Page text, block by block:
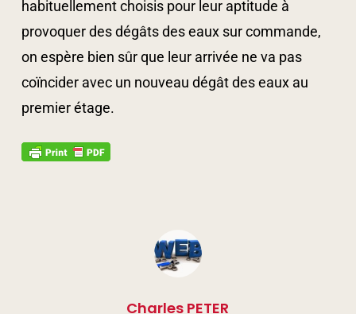
habituellement choisis pour leur aptitude à
provoquer des dégâts des eaux sur commande,
on espère bien sûr que leur arrivée ne va pas
coïncider avec un nouveau dégât des eaux au
premier étage.
Charles PETER